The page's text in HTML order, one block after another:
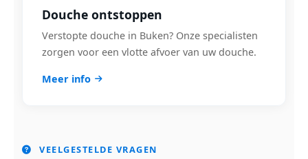
Douche ontstoppen
Verstopte douche in Buken? Onze specialisten
zorgen voor een vlotte afvoer van uw douche.
Meer info
VEELGESTELDE VRAGEN